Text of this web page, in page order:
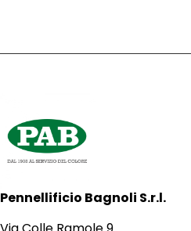
Pennellificio Bagnoli S.r.l.